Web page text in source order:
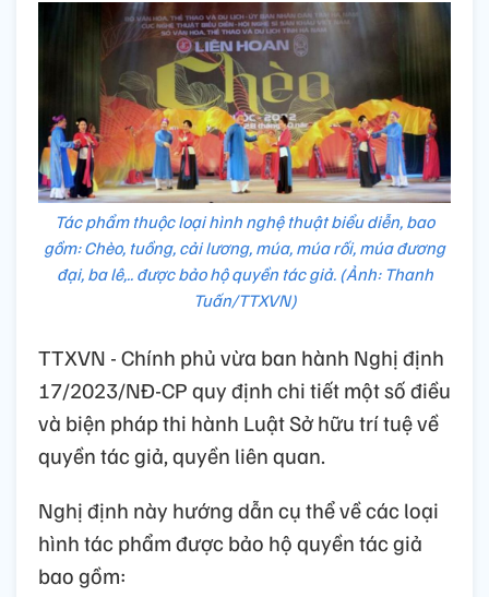
Tác phẩm thuộc loại hình nghệ thuật biểu diễn, bao
gồm: Chèo, tuồng, cải lương, múa, múa rối, múa đương
đại, ba lê,.. được bảo hộ quyền tác giả. (Ảnh: Thanh
Tuấn/TTXVN)
TTXVN - Chính phủ vừa ban hành Nghị định
17/2023/NĐ-CP quy định chi tiết một số điều
và biện pháp thi hành Luật Sở hữu trí tuệ về
quyền tác giả, quyền liên quan.
Nghị định này hướng dẫn cụ thể về các loại
hình tác phẩm được bảo hộ quyền tác giả
bao gồm: